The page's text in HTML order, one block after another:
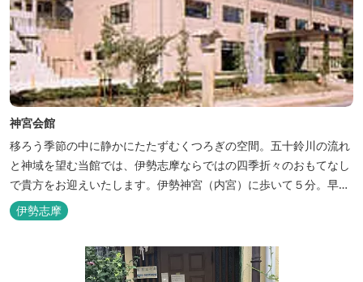
神宮会館
移ろう季節の中に静かにたたずむくつろぎの空間。五十鈴川の流れ
と神域を望む当館では、伊勢志摩ならではの四季折々のおもてなし
で貴方をお迎えいたします。伊勢神宮（内宮）に歩いて５分。早朝
参拝を体験できます。
伊勢志摩